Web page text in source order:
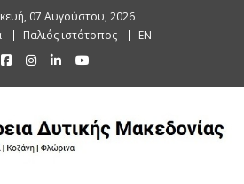
07 Αυγούστου, 2026
Παλιός ιστότοπος EN